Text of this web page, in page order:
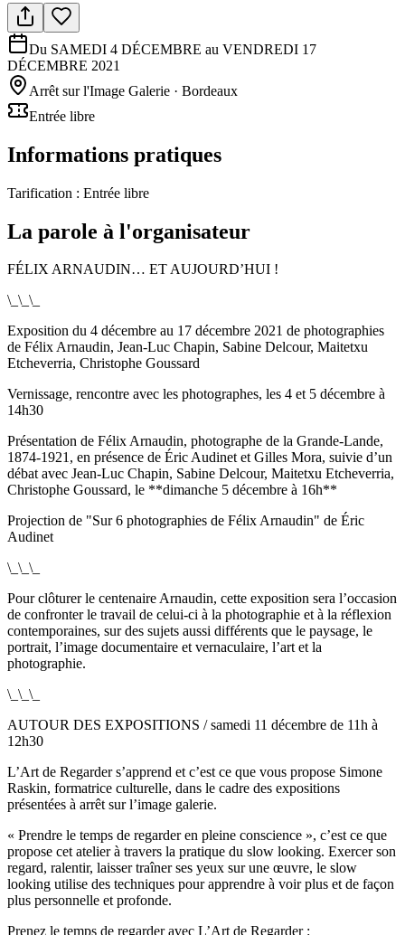
Du SAMEDI 4 DÉCEMBRE au VENDREDI 17
DÉCEMBRE 2021
Arrêt sur l'Image Galerie · Bordeaux
Entrée libre
Informations pratiques
Tarification : Entrée libre
La parole à l'organisateur
FÉLIX ARNAUDIN… ET AUJOURD’HUI !
\_\_\_
Exposition du 4 décembre au 17 décembre 2021 de photographies
de Félix Arnaudin, Jean-Luc Chapin, Sabine Delcour, Maitetxu
Etcheverria, Christophe Goussard
Vernissage, rencontre avec les photographes, les 4 et 5 décembre à
14h30
Présentation de Félix Arnaudin, photographe de la Grande-Lande,
1874-1921, en présence de Éric Audinet et Gilles Mora, suivie d’un
débat avec Jean-Luc Chapin, Sabine Delcour, Maitetxu Etcheverria,
Christophe Goussard, le **dimanche 5 décembre à 16h**
Projection de "Sur 6 photographies de Félix Arnaudin" de Éric
Audinet
\_\_\_
Pour clôturer le centenaire Arnaudin, cette exposition sera l’occasion
de confronter le travail de celui-ci à la photographie et à la réflexion
contemporaines, sur des sujets aussi différents que le paysage, le
portrait, l’image documentaire et vernaculaire, l’art et la
photographie.
\_\_\_
AUTOUR DES EXPOSITIONS / samedi 11 décembre de 11h à
12h30
L’Art de Regarder s’apprend et c’est ce que vous propose Simone
Raskin, formatrice culturelle, dans le cadre des expositions
présentées à arrêt sur l’image galerie.
« Prendre le temps de regarder en pleine conscience », c’est ce que
propose cet atelier à travers la pratique du slow looking. Exercer son
regard, ralentir, laisser traîner ses yeux sur une œuvre, le slow
looking utilise des techniques pour apprendre à voir plus et de façon
plus personnelle et profonde.
Prenez le temps de regarder avec L’Art de Regarder :